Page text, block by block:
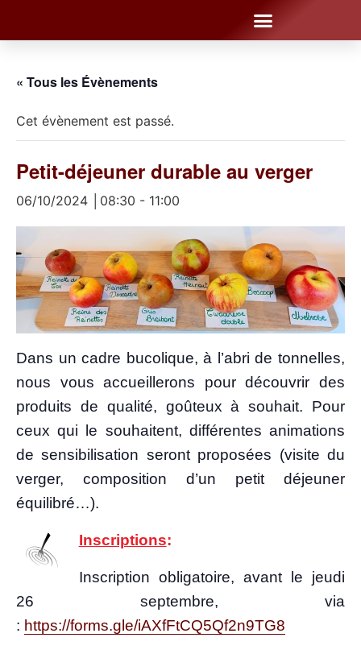
« Tous les Évènements
Cet évènement est passé.
Petit-déjeuner durable au verger
06/10/2024 │08:30 - 11:00
Dans un cadre buco­lique, à l’a­bri de ton­nelles,
nous vous accueille­rons pour décou­vrir des
pro­duits de qua­li­té, goû­teux à sou­hait. Pour
ceux qui le sou­haitent, dif­fé­rentes ani­ma­tions
de sen­si­bi­li­sa­tion seront pro­po­sées (visite du
ver­ger, com­po­si­tion d’un petit déjeu­ner
équilibré…).
Ins­crip­tions:
Ins­crip­tion obli­ga­toire, avant le jeu­di
26 sep­tembre, via
: https://forms.gle/iAXfFtCQ5Qf2n9TG8